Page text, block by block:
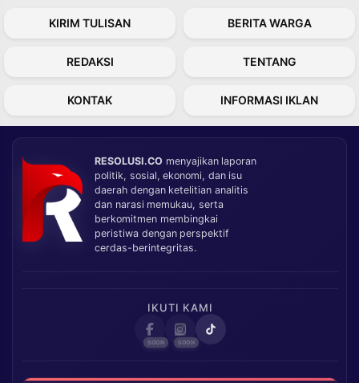
KIRIM TULISAN BERITA WARGA
REDAKSI TENTANG
KONTAK INFORMASI IKLAN
RESOLUSI.CO menyajikan laporan
politik, sosial, ekonomi, dan isu
daerah dengan ketelitian analitis
dan narasi memukau, serta
berkomitmen membingkai
peristiwa dengan perspektif
cerdas-berintegritas.
IKUTI KAMI